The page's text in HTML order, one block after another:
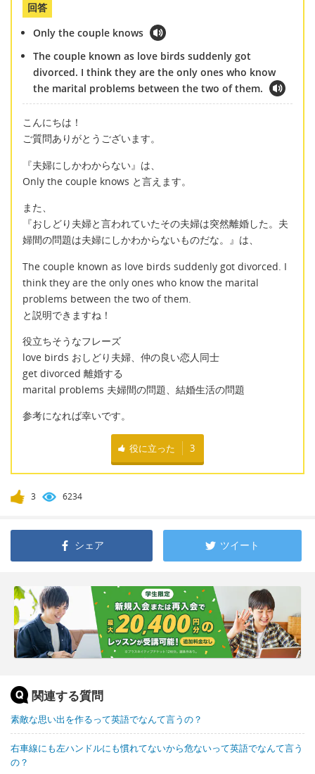
回答
Only the couple knows
The couple known as love birds suddenly got
divorced. I think they are the only ones who know
the marital problems between the two of them.
こんにちは！
ご質問ありがとうございます。
『夫婦にしかわからない』は、
Only the couple knows と言えます。
また、
『おしどり夫婦と言われていたその夫婦は突然離婚した。夫
婦間の問題は夫婦にしかわからないものだな。』は、
The couple known as love birds suddenly got divorced. I
think they are the only ones who know the marital
problems between the two of them.
と説明できますね！
役立ちそうなフレーズ
love birds おしどり夫婦、仲の良い恋人同士
get divorced 離婚する
marital problems 夫婦間の問題、結婚生活の問題
参考になれば幸いです。
役に立った 3
3 6234
シェア ツイート
関連する質問
素敵な思い出を作るって英語でなんて言うの？
右車線にも左ハンドルにも慣れてないから危ないって英語でなんて言う
の？